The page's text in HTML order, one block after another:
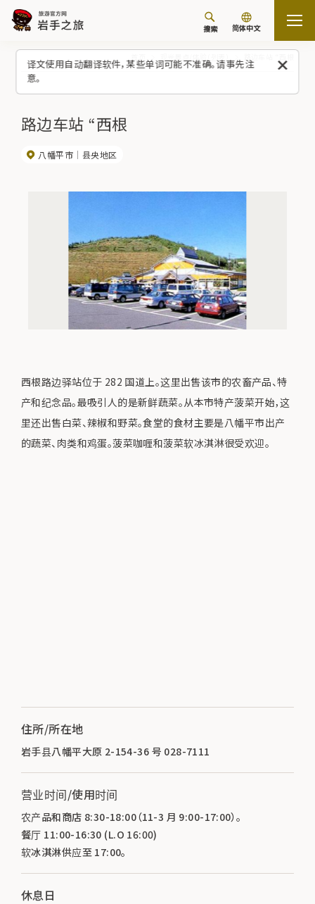
译文使用自动翻译软件，某些单词可能不准确。请事先注
意。
搜索 简体中文
路边车站 “西根
八幡平市 县央地区
西根路边驿站位于 282 国道上。这里出售该市的农畜产品、特
产和纪念品。最吸引人的是新鲜蔬菜。从本市特产菠菜开始，这
里还出售白菜、辣椒和野菜。食堂的食材主要是八幡平市出产
的蔬菜、肉类和鸡蛋。菠菜咖喱和菠菜软冰淇淋很受欢迎。
住所/所在地
岩手县八幡平大原 2-154-36 号 028-7111
营业时间/使用时间
农产品和商店 8:30-18:00（11-3 月 9:00-17:00）。
餐厅 11:00-16:30 (L.O 16:00)
软冰淇淋供应至 17:00。
休息日